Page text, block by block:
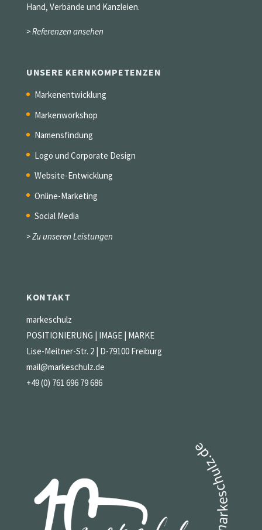
Hand, Verbände und Kanzleien.
> Referenzen ansehen
UNSERE KERNKOMPETENZEN
Markenentwicklung
Markenworkshop
Namensfindung
Logo und Corporate Design
Website-Entwicklung
Online-Marketing
Social Media
> Zu unseren Leistungen
KONTAKT
markeschulz
POSITIONIERUNG | IMAGE | MARKE
Lise-Meitner-Str. 2 | D-79100 Freiburg
mail@markeschulz.de
+49 (0) 761 696 79 686